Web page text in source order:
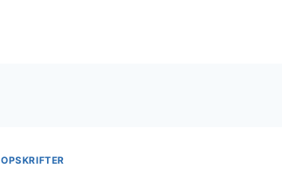
OPSKRIFTER